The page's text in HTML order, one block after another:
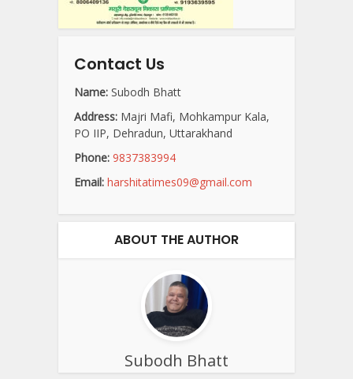
Contact Us
Name: Subodh Bhatt
Address: Majri Mafi, Mohkampur Kala,
PO IIP, Dehradun, Uttarakhand
Phone: 9837383994
Email: harshitatimes09@gmail.com
ABOUT THE AUTHOR
Subodh Bhatt